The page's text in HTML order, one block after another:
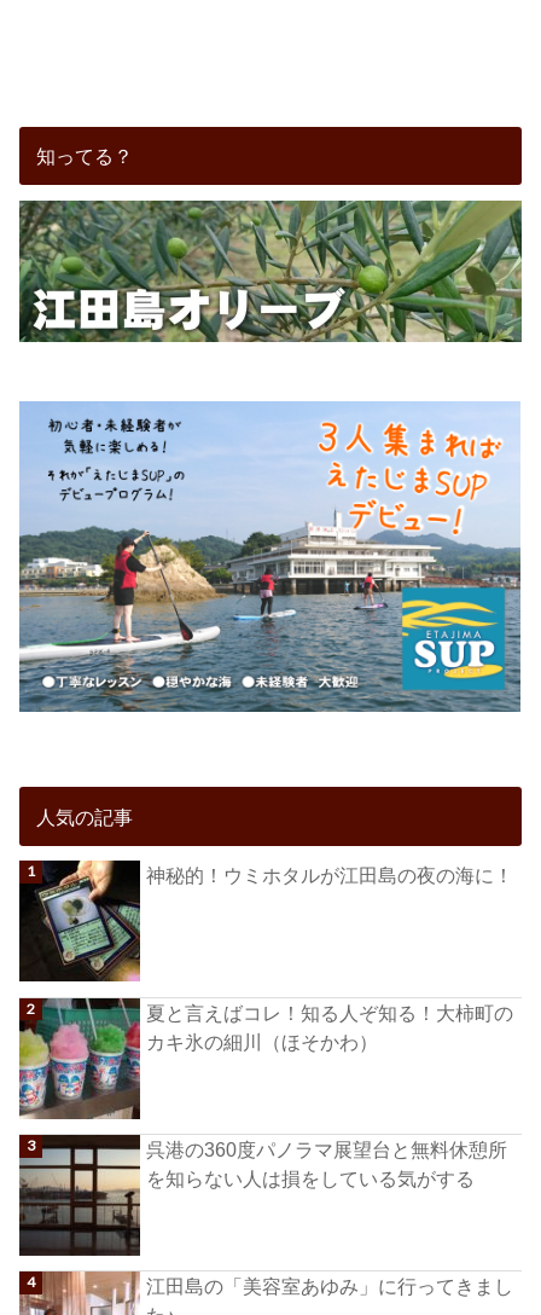
知ってる？
人気の記事
神秘的！ウミホタルが江田島の夜の海に！
夏と言えばコレ！知る人ぞ知る！大柿町の
カキ氷の細川（ほそかわ）
呉港の360度パノラマ展望台と無料休憩所
を知らない人は損をしている気がする
江田島の「美容室あゆみ」に行ってきまし